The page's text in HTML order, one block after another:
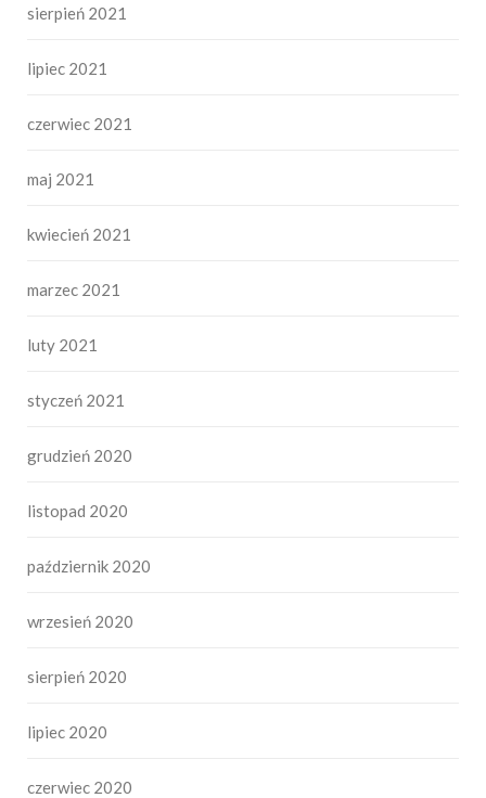
sierpień 2021
lipiec 2021
czerwiec 2021
maj 2021
kwiecień 2021
marzec 2021
luty 2021
styczeń 2021
grudzień 2020
listopad 2020
październik 2020
wrzesień 2020
sierpień 2020
lipiec 2020
czerwiec 2020